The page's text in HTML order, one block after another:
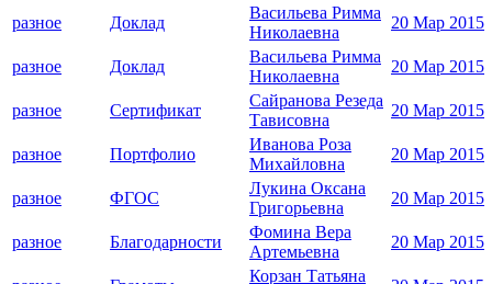
разное Доклад
Васильева Римма
Николаевна
20 Мар 2015
разное Доклад
Васильева Римма
Николаевна
20 Мар 2015
разное Сертификат
Сайранова Резеда
Тависовна
20 Мар 2015
разное Портфолио
Иванова Роза
Михайловна
20 Мар 2015
разное ФГОС
Лукина Оксана
Григорьевна
20 Мар 2015
разное Благодарности
Фомина Вера
Артемьевна
20 Мар 2015
Корзан Татьяна